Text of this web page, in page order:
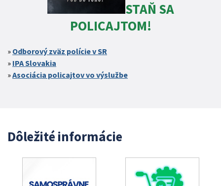
STAŇ SA
POLICAJTOM!
Odborový zväz polície v SR
IPA Slovakia
Asociácia policajtov vo výslužbe
Dôležité informácie